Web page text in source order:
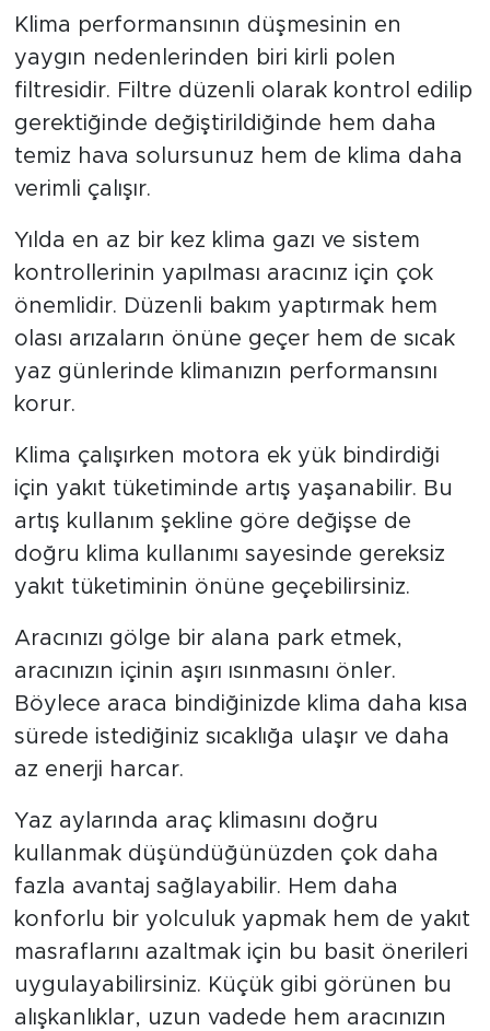
Klima performansının düşmesinin en
yaygın nedenlerinden biri kirli polen
filtresidir. Filtre düzenli olarak kontrol edilip
gerektiğinde değiştirildiğinde hem daha
temiz hava solursunuz hem de klima daha
verimli çalışır.
Yılda en az bir kez klima gazı ve sistem
kontrollerinin yapılması aracınız için çok
önemlidir. Düzenli bakım yaptırmak hem
olası arızaların önüne geçer hem de sıcak
yaz günlerinde klimanızın performansını
korur.
Klima çalışırken motora ek yük bindirdiği
için yakıt tüketiminde artış yaşanabilir. Bu
artış kullanım şekline göre değişse de
doğru klima kullanımı sayesinde gereksiz
yakıt tüketiminin önüne geçebilirsiniz.
Aracınızı gölge bir alana park etmek,
aracınızın içinin aşırı ısınmasını önler.
Böylece araca bindiğinizde klima daha kısa
sürede istediğiniz sıcaklığa ulaşır ve daha
az enerji harcar.
Yaz aylarında araç klimasını doğru
kullanmak düşündüğünüzden çok daha
fazla avantaj sağlayabilir. Hem daha
konforlu bir yolculuk yapmak hem de yakıt
masraflarını azaltmak için bu basit önerileri
uygulayabilirsiniz. Küçük gibi görünen bu
alışkanlıklar, uzun vadede hem aracınızın